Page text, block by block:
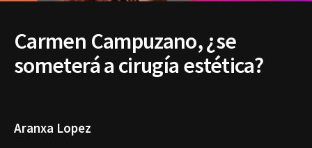
Carmen Campuzano, ¿se
someterá a cirugía estética?
Aranxa Lopez